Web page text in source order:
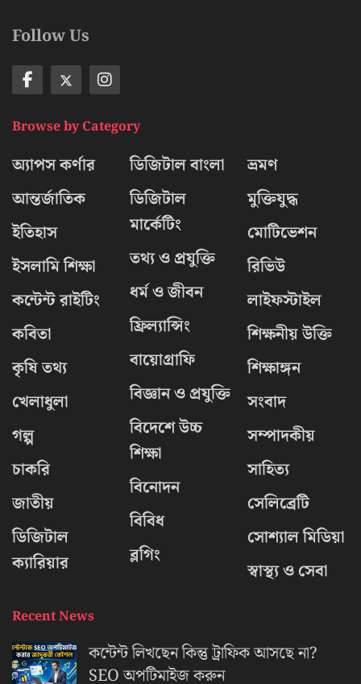
Follow Us
Browse by Category
অ্যাপস কর্ণার
আন্তর্জাতিক
ইতিহাস
ইসলামি শিক্ষা
কন্টেন্ট রাইটিং
কবিতা
কৃষি তথ্য
খেলাধুলা
গল্প
চাকরি
জাতীয়
ডিজিটাল
ক্যারিয়ার
ডিজিটাল বাংলা
ডিজিটাল
মার্কেটিং
তথ্য ও প্রযুক্তি
ধর্ম ও জীবন
ফ্রিল্যান্সিং
বায়োগ্রাফি
বিজ্ঞান ও প্রযুক্তি
বিদেশে উচ্চ
শিক্ষা
বিনোদন
বিবিধ
ব্লগিং
ভ্রমণ
মুক্তিযুদ্ধ
মোটিভেশন
রিভিউ
লাইফস্টাইল
শিক্ষনীয় উক্তি
শিক্ষাঙ্গন
সংবাদ
সম্পাদকীয়
সাহিত্য
সেলিব্রেটি
সোশ্যাল মিডিয়া
স্বাস্থ্য ও সেবা
Recent News
কন্টেন্ট লিখছেন কিন্তু ট্রাফিক আসছে না?
‍SEO অপটিমাইজ করুন